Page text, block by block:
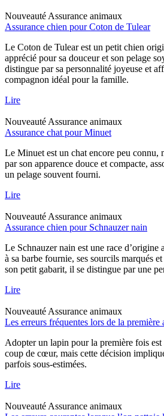
Nouveauté Assurance animaux
Assurance chien pour Coton de Tulear
Le Coton de Tulear est un petit chien
apprécié pour sa douceur et son pelage
distingue par sa personnalité joyeuse et
compagnon idéal pour la famille.
Lire
Nouveauté Assurance animaux
Assurance chat pour Minuet
Le Minuet est un chat encore peu connu,
par son apparence douce et compacte,
un pelage souvent fourni.
Lire
Nouveauté Assurance animaux
Assurance chien pour Schnauzer nain
Le Schnauzer nain est une race d’origine
à sa barbe fournie, ses sourcils marqués
son petit gabarit, il se distingue par une
Lire
Nouveauté Assurance animaux
Les erreurs fréquentes lors de la première
Adopter un lapin pour la première fois
coup de cœur, mais cette décision
parfois sous-estimées.
Lire
Nouveauté Assurance animaux